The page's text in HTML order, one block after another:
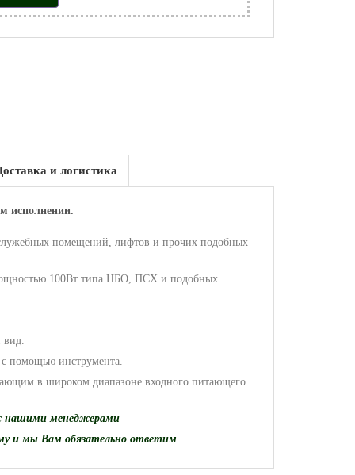
и логистика
помещений, лифтов и прочих подобных
100Вт типа НБО, ПСХ и подобных.
вид.
с помощью инструмента.
в широком диапазоне входного питающего
нашими менеджерами
и мы Вам обязательно ответим